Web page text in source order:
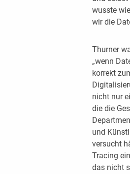
wusste
wir die
Thurner
„wenn
korrekt
nicht nur
die die
und
versucht
Tracing
das nicht